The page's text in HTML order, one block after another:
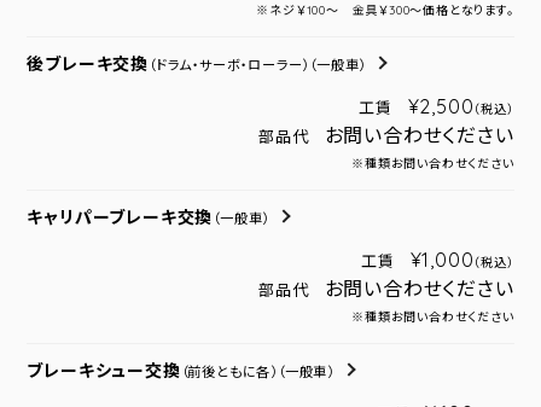
※ネジ￥100～ 金具￥300～価格となります。
後ブレーキ交換 （ドラム・サーボ・ローラー） （一般車）
工賃 ¥2,500 （税込）
部品代 お問い合わせください
※種類お問い合わせください
キャリパーブレーキ交換 （一般車）
工賃 ¥1,000 （税込）
部品代 お問い合わせください
※種類お問い合わせください
ブレーキシュー交換 （前後ともに各） （一般車）